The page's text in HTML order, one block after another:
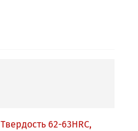
Твердость 62-63HRС,